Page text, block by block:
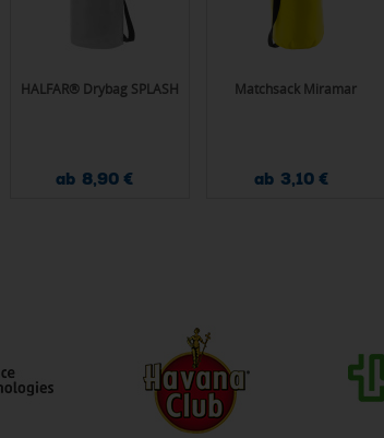
HALFAR® Drybag SPLASH
ab 8,90 €
Matchsack Miramar
ab 3,10 €